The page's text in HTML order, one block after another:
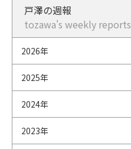
戸澤の週報
tozawa's weekly reports
2026年
2025年
2024年
2023年